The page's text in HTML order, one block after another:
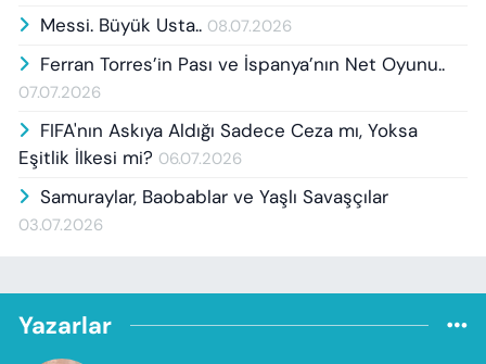
Messi. Büyük Usta.. 08.07.2026
Ferran Torres’in Pası ve İspanya’nın Net Oyunu..
07.07.2026
FIFA'nın Askıya Aldığı Sadece Ceza mı, Yoksa
Eşitlik İlkesi mi? 06.07.2026
Samuraylar, Baobablar ve Yaşlı Savaşçılar
03.07.2026
Yazarlar